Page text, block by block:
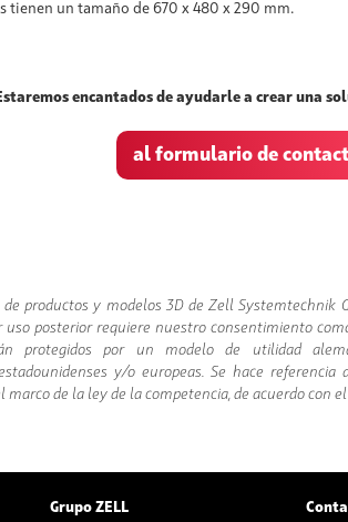
tienen un tamaño de 670 x 480 x 290 mm.
encantados de ayudarle a crear una
al formulario de
de productos y modelos 3D de Zell Systemtechnik
posterior requiere nuestro consentimiento
protegidos por un modelo de utilidad
y/o europeas. Se hace
marco de la ley de la competencia, de acuerdo con
Grupo ZELL